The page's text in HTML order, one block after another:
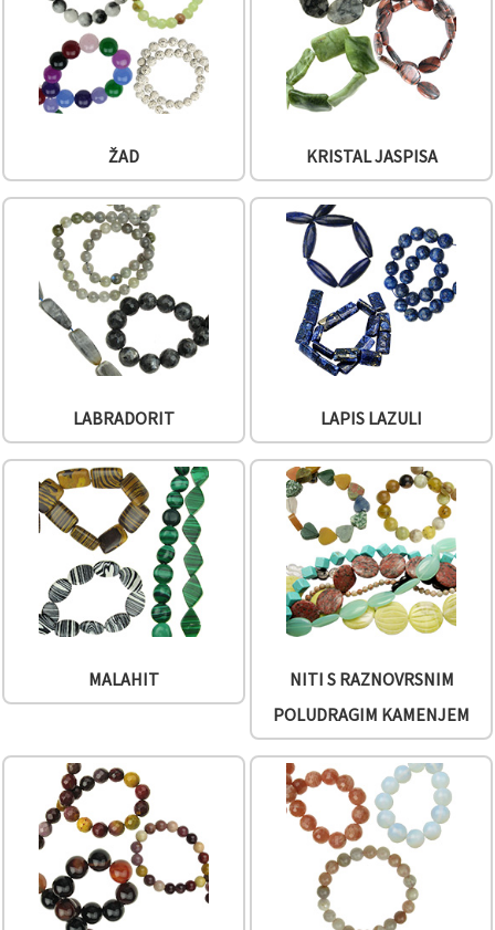
ŽAD KRISTAL JASPISA
LABRADORIT LAPIS LAZULI
MALAHIT
NITI S RAZNOVRSNIM
POLUDRAGIM KAMENJEM